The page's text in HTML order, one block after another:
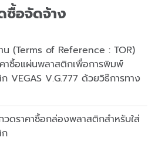
ซื้อจัดจ้าง
น (Terms of Reference : TOR)
คาซื้อแผ่นพลาสติกเพื่อการพิมพ์
VEGAS V.G.777 ด้วยวิธ๊การทาง
วดราคาซื้อกล่องพลาสติกสำหรับใส่